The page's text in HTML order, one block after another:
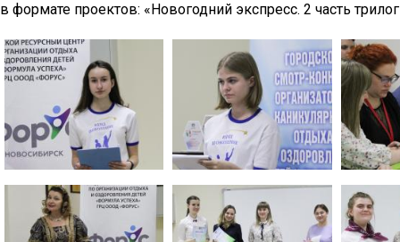
в формате проектов: «Новогодний экспресс. 2 часть